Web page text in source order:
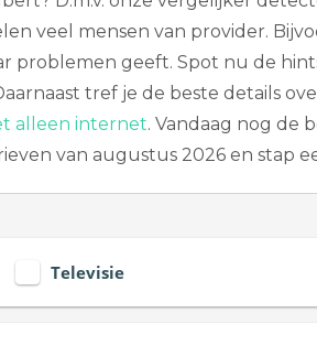
veel mensen van provider.
problemen geeft. Spot nu de
tref je de beste details
alleen internet. Vandaag nog de
van augustus 2026 en stap
Televisie